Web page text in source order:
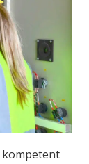
kompetent